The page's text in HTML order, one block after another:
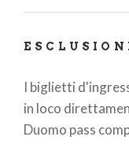
I biglietti
in loco
Duomo pass